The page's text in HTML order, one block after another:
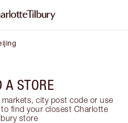
A STORE
city post code or use
find your closest Charlotte
store